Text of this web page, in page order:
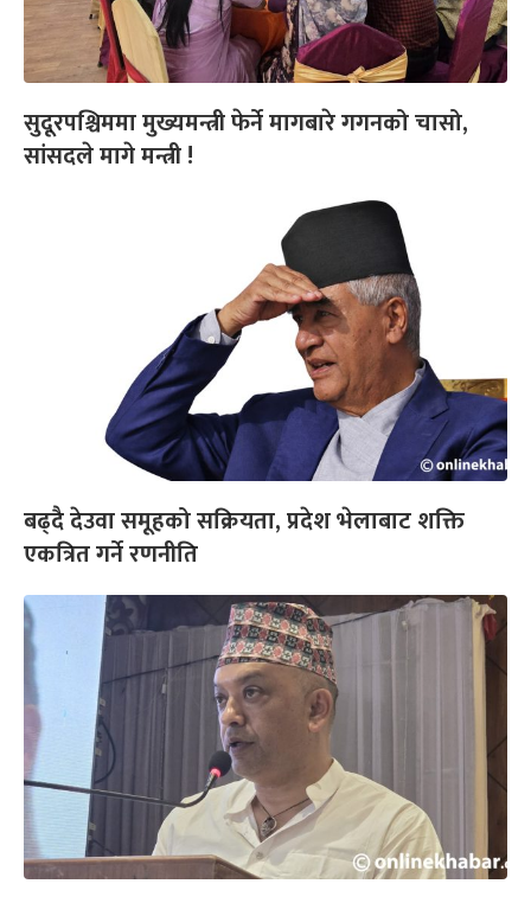
सुदूरपश्चिममा मुख्यमन्त्री फेर्ने मागबारे गगनको चासो,
सांसदले मागे मन्त्री !
बढ्दै देउवा समूहको सक्रियता, प्रदेश भेलाबाट शक्ति
एकत्रित गर्ने रणनीति